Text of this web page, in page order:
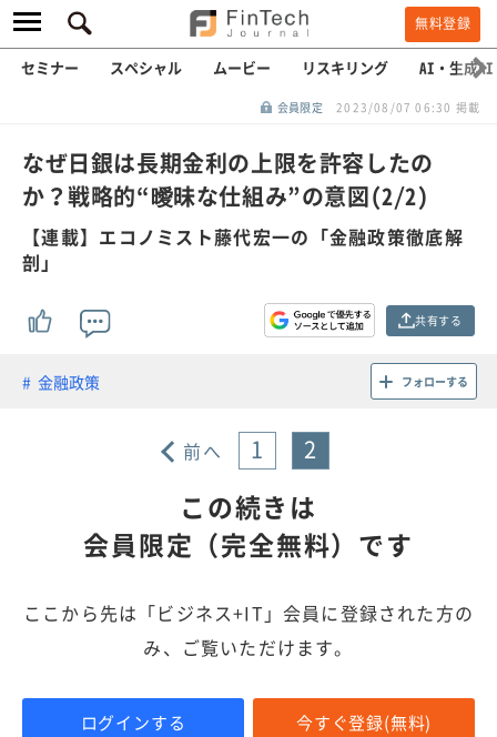
無料登録
セミナー スペシャル ムービー リスキリング AI・生成AI
会員限定 2023/08/07 06:30 掲載
なぜ日銀は長期金利の上限を許容したの
か？戦略的“曖昧な仕組み”の意図(2/2)
【連載】エコノミスト藤代宏一の「金融政策徹底解
剖」
共有する
金融政策 フォローする
前へ 1 2
この続きは
会員限定（完全無料）です
ここから先は「ビジネス+IT」会員に登録された方の
み、ご覧いただけます。
ログインする 今すぐ登録(無料)